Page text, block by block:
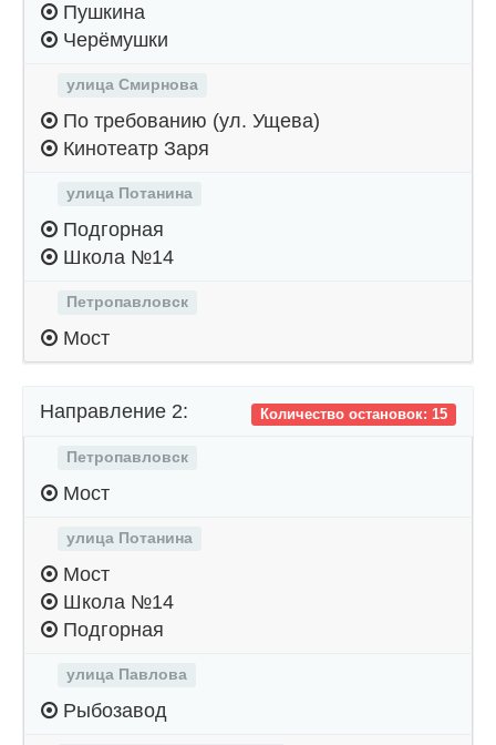
Пушкина
Черёмушки
улица Смирнова
По требованию (ул. Ущева)
Кинотеатр Заря
улица Потанина
Подгорная
Школа №14
Петропавловск
Мост
Количество остановок: 15
Направление 2:
Петропавловск
Мост
улица Потанина
Мост
Школа №14
Подгорная
улица Павлова
Рыбозавод